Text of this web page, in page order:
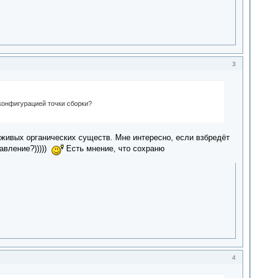
3
точки сборки?
органических существ. Мне интересно, если взбредёт
Есть мнение, что сохраню
4